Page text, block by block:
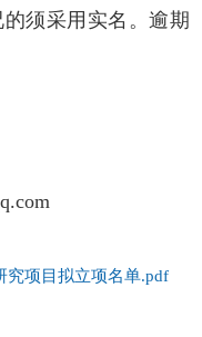
须采用实名。逾期
究项目拟立项名单.pdf